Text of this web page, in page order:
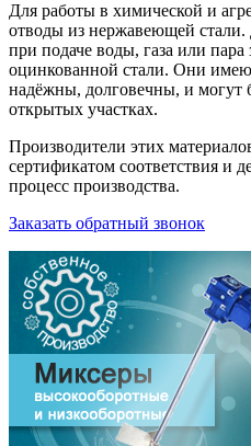
Для работы в химической и
отводы из нержавеющей
при подаче воды, газа или пара
оцинкованной стали. Они
надёжны, долговечны, и могут
открытых участках.
Производители этих
сертификатом соответствия и
процесс производства.
Заказать обратный звонок